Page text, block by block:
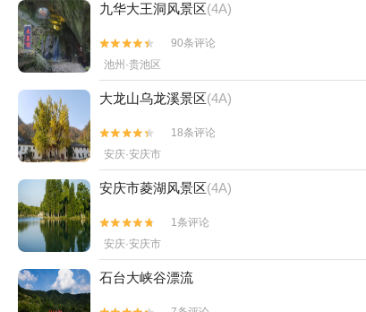
九华大王洞风景区(4A)


90条评论
池州·贵池区
大龙山乌龙溪景区(4A)


18条评论
安庆·安庆市
安庆市菱湖风景区(4A)


1条评论
安庆·安庆市
石台大峡谷漂流